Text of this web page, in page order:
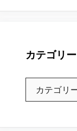
カテゴリー